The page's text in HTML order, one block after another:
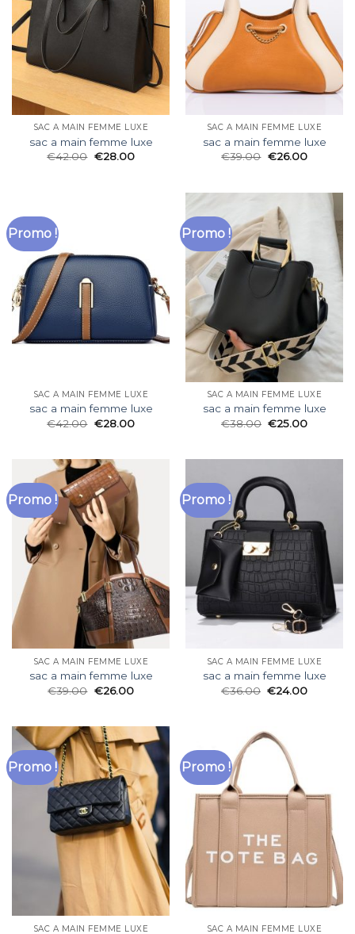
SAC A MAIN FEMME LUXE
sac a main femme luxe
€42.00 €28.00
SAC A MAIN FEMME LUXE
sac a main femme luxe
€39.00 €26.00
Promo !
SAC A MAIN FEMME LUXE
sac a main femme luxe
€42.00 €28.00
Promo !
SAC A MAIN FEMME LUXE
sac a main femme luxe
€38.00 €25.00
Promo !
SAC A MAIN FEMME LUXE
sac a main femme luxe
€39.00 €26.00
Promo !
SAC A MAIN FEMME LUXE
sac a main femme luxe
€36.00 €24.00
Promo !
SAC A MAIN FEMME LUXE
Promo !
SAC A MAIN FEMME LUXE